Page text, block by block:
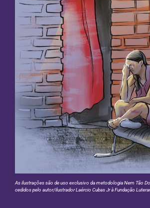
As ilustrações são de uso exclusivo da metodologia Nem Tão
cedidos pelo autor/ilustrador Laércio Cubas Jr à Fundação